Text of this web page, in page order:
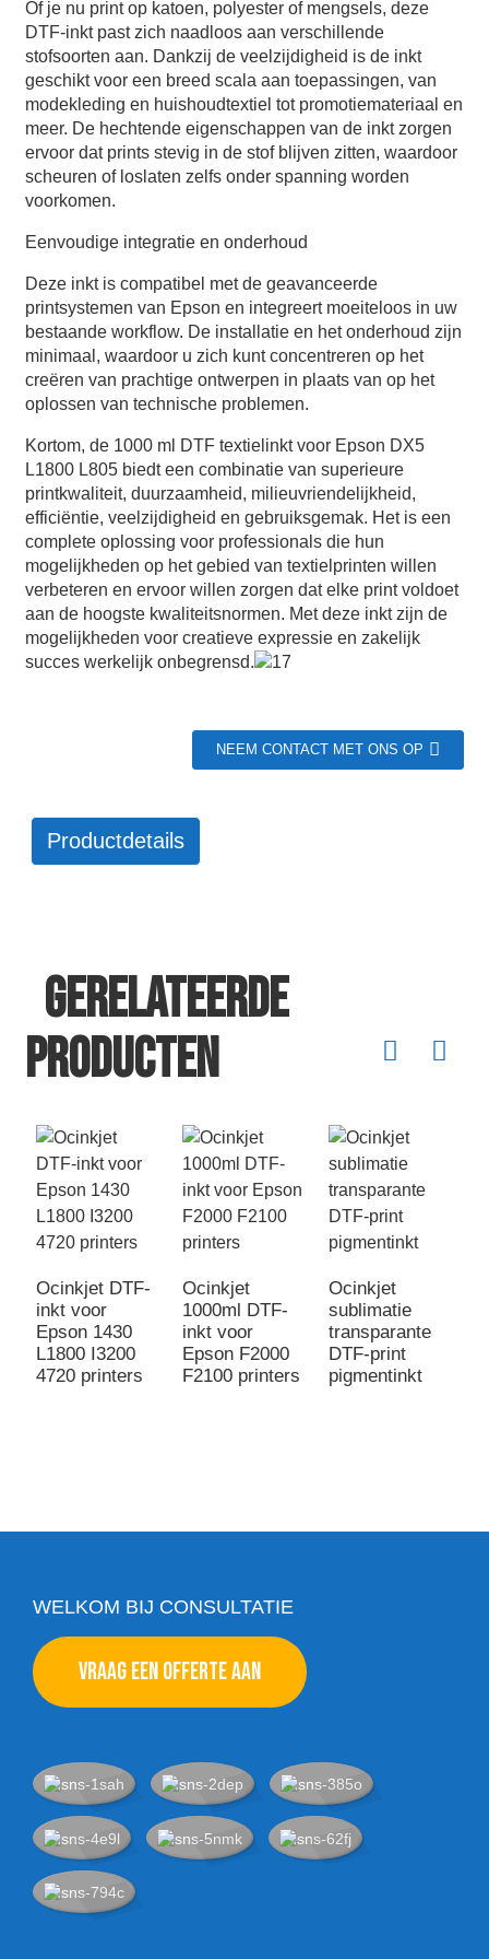
Of je nu print op katoen, polyester of mengsels, deze
DTF-inkt past zich naadloos aan verschillende
stofsoorten aan. Dankzij de veelzijdigheid is de inkt
geschikt voor een breed scala aan toepassingen, van
modekleding en huishoudtextiel tot promotiemateriaal en
meer. De hechtende eigenschappen van de inkt zorgen
ervoor dat prints stevig in de stof blijven zitten, waardoor
scheuren of loslaten zelfs onder spanning worden
voorkomen.
Eenvoudige integratie en onderhoud
Deze inkt is compatibel met de geavanceerde
printsystemen van Epson en integreert moeiteloos in uw
bestaande workflow. De installatie en het onderhoud zijn
minimaal, waardoor u zich kunt concentreren op het
creëren van prachtige ontwerpen in plaats van op het
oplossen van technische problemen.
Kortom, de 1000 ml DTF textielinkt voor Epson DX5
L1800 L805 biedt een combinatie van superieure
printkwaliteit, duurzaamheid, milieuvriendelijkheid,
efficiëntie, veelzijdigheid en gebruiksgemak. Het is een
complete oplossing voor professionals die hun
mogelijkheden op het gebied van textielprinten willen
verbeteren en ervoor willen zorgen dat elke print voldoet
aan de hoogste kwaliteitsnormen. Met deze inkt zijn de
mogelijkheden voor creatieve expressie en zakelijk
succes werkelijk onbegrensd.
NEEM CONTACT MET ONS OP
Productdetails
Gerelateerde
producten
Ocinkjet DTF-
inkt voor
Epson 1430
L1800 I3200
4720 printers
Ocinkjet
1000ml DTF-
inkt voor
Epson F2000
F2100 printers
Ocinkjet
sublimatie
transparante
DTF-print
pigmentinkt
WELKOM BIJ CONSULTATIE
VRAAG EEN OFFERTE AAN